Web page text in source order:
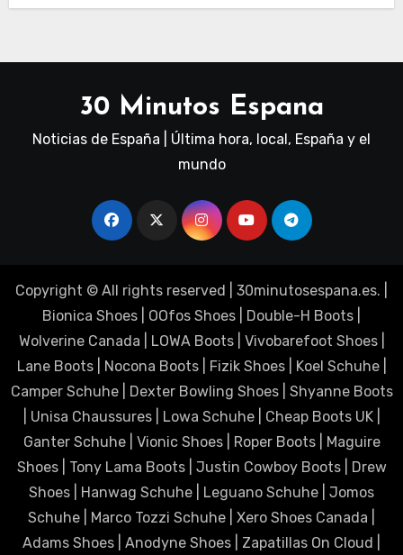
30 Minutos Espana
Noticias de España | Última hora, local, España y el
mundo
Copyright © All rights reserved 30minutosespana.es. |
Bionica Shoes
OOfos Shoes Double-H Boots
Wolverine Canada
LOWA Boots| Vivobarefoot Shoes|
Lane Boots| Nocona Boots| Fizik Shoes| Koel Schuhe|
Camper Schuhe| Dexter Bowling Shoes| Shyanne Boots
Unisa Chaussures| Lowa Schuhe| Cheap Boots UK
Ganter Schuhe
Vionic Shoes| Roper Boots| Maguire
Shoes| Tony Lama Boots| Justin Cowboy Boots| Drew
Shoes
Hanwag Schuhe Leguano Schuhe
Jomos
Schuhe
Marco Tozzi Schuhe Xero Shoes Canada
Adams Shoes
Anodyne Shoes Zapatillas On Cloud